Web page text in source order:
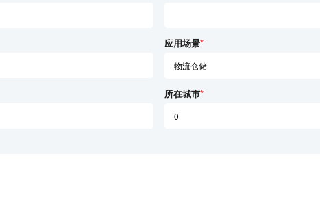
应用场景*
所在城市*